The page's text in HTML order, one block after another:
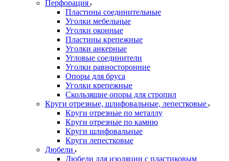
Перфорация
Пластины соединительные
Уголки мебельные
Уголки оконные
Пластины крепежные
Уголки анкерные
Угловые соединители
Уголки равносторонние
Опоры для бруса
Уголки крепежные
Скользящие опоры для стропил
Круги отрезные, шлифовальные, лепестковые
Круги отрезные по металлу
Круги отрезные по камню
Круги шлифовальные
Круги лепестковые
Дюбели
Дюбели для изоляции с пластиковым